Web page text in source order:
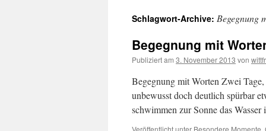
Schlagwort-Archive: Begegnung
Begegnung mit
Publiziert am 3. November 2013 von
Begegnung mit Worten Zwei
unbewusst doch deutlich spürbar
schwimmen zur Sonne das
Veröffentlicht unter Besondere Momente,